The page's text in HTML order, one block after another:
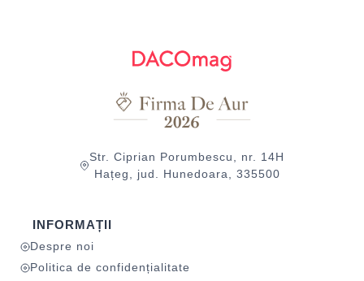
Str. Ciprian Porumbescu, nr. 14H
Hațeg, jud. Hunedoara, 335500
INFORMAȚII
Despre noi
Politica de confidențialitate